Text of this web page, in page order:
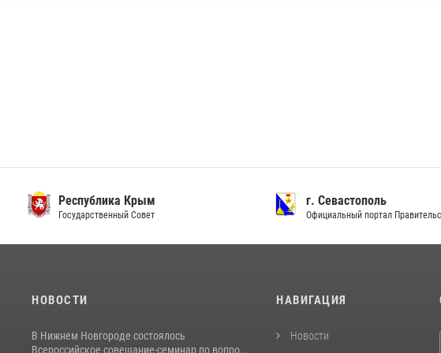
Республика Крым
Государственный Совет
г. Севастополь
Официальный портал
НОВОСТИ
В Нижнем Новгороде состоялось
Всероссийское совещание-семинар по вопро...
НАВИГАЦИЯ
Новости